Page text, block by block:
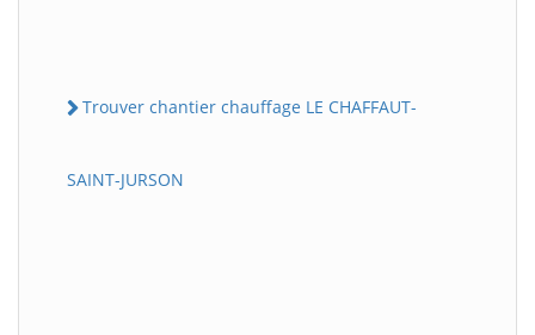
Trouver chantier chauffage LE CHAFFAUT-
SAINT-JURSON